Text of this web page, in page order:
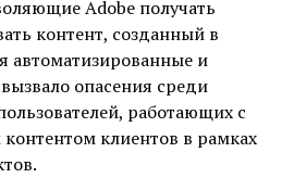
Adobe получать
контент, созданный в
автоматизированные и
опасения среди
работающих с
клиентов в рамках